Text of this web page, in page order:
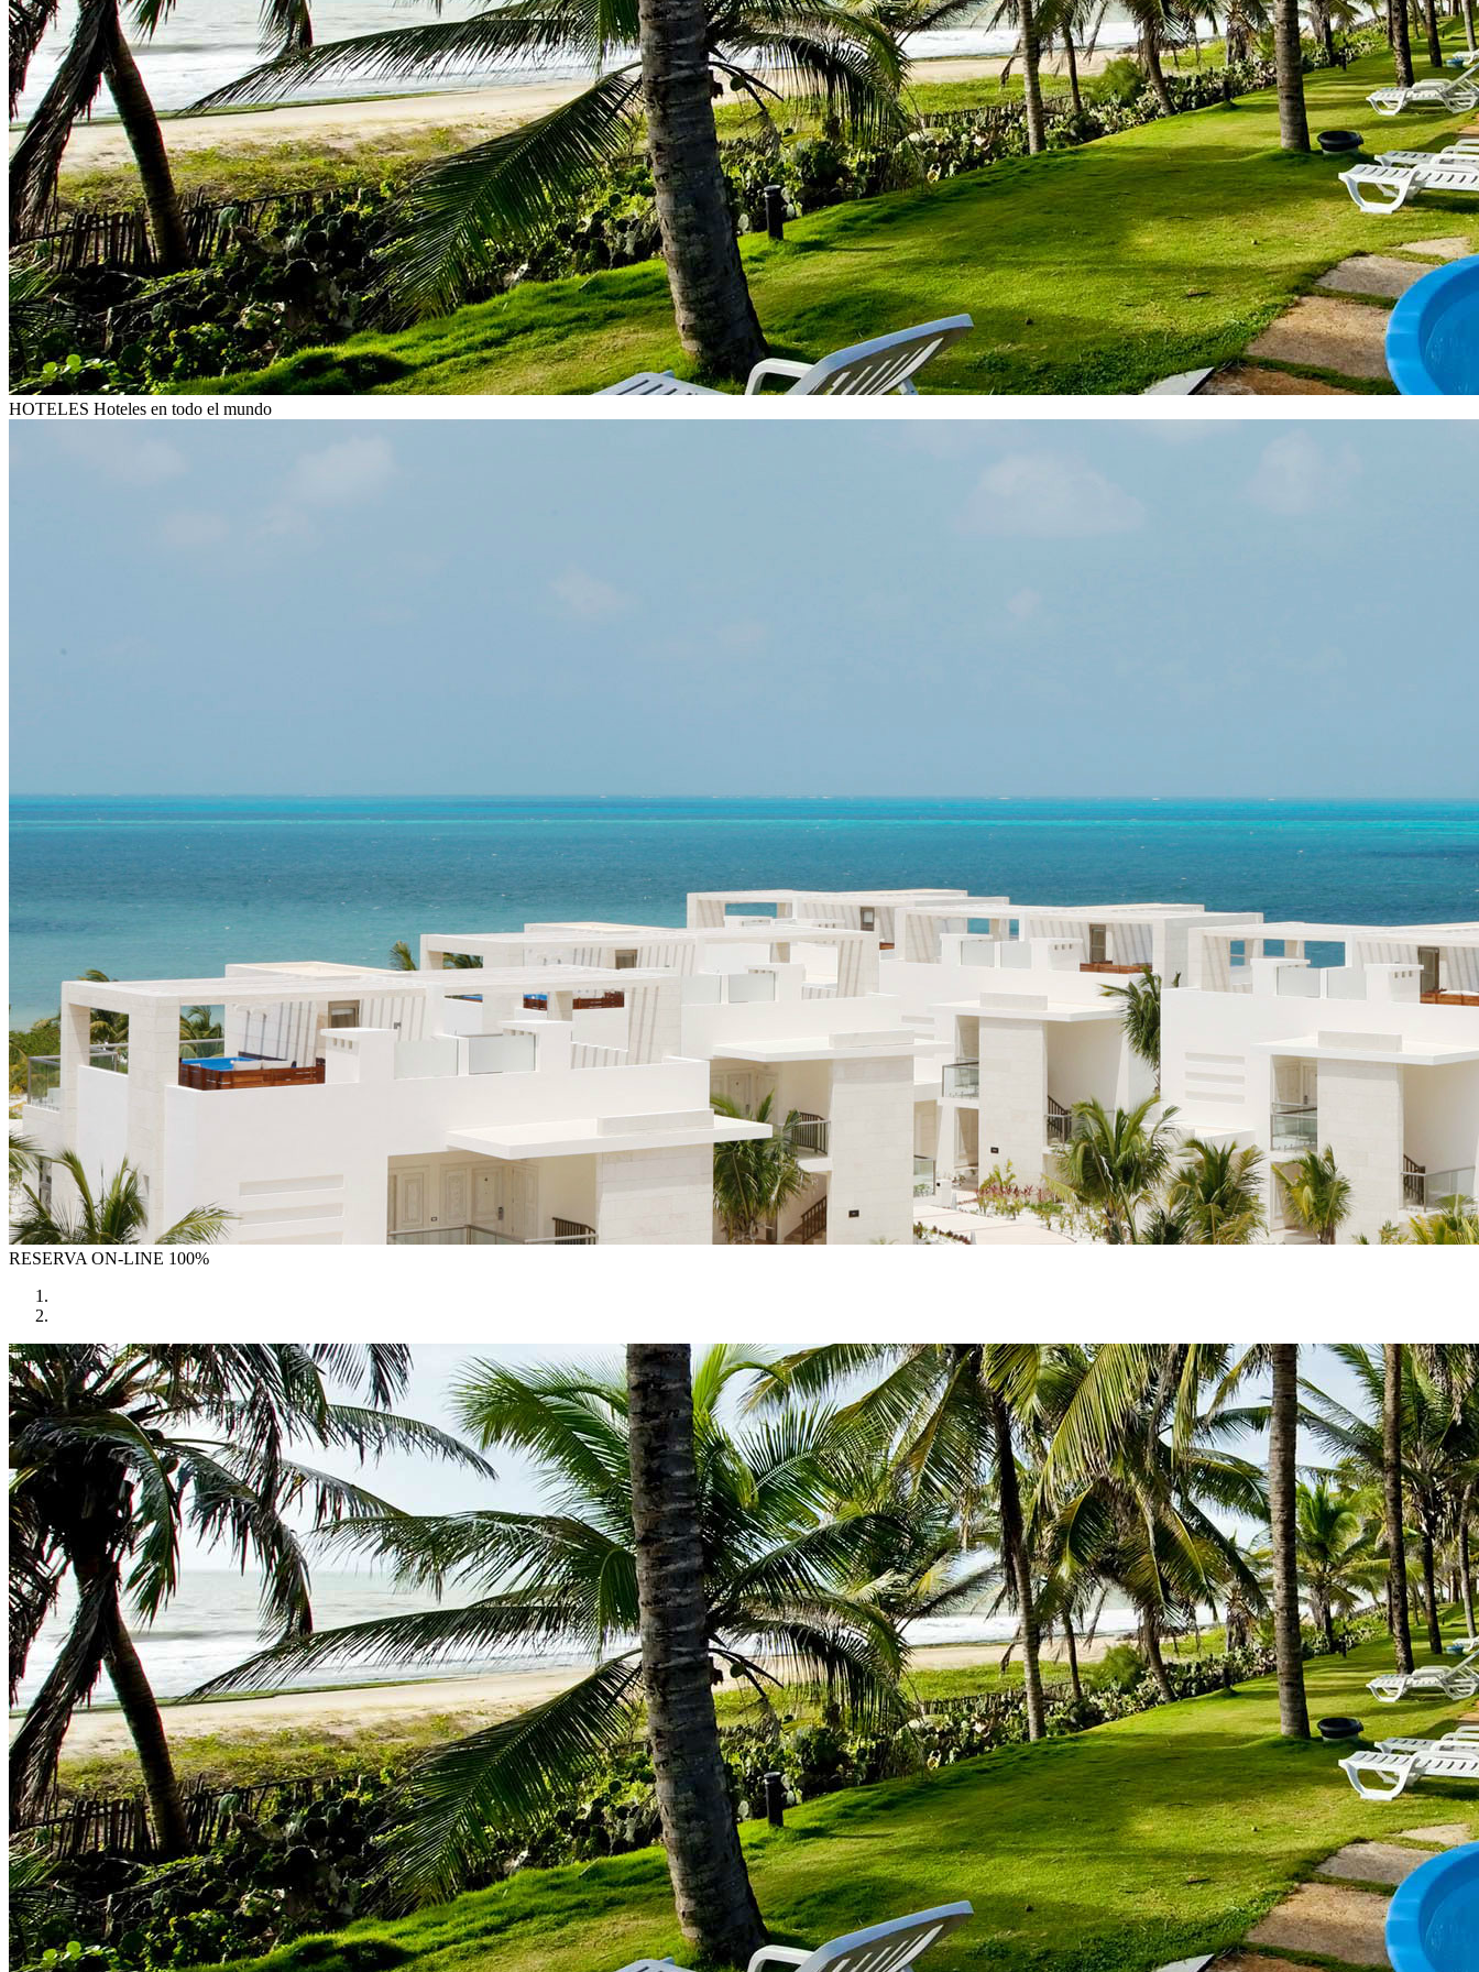
HOTELES Hoteles en todo el mundo
RESERVA ON-LINE 100%